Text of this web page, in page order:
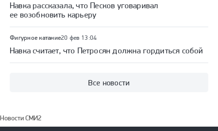
Навка рассказала, что Песков уговаривал
ее возобновить карьеру
Фигурное катание20 фев 13:04
Навка считает, что Петросян должна гордиться собой
Все новости
Новости СМИ2